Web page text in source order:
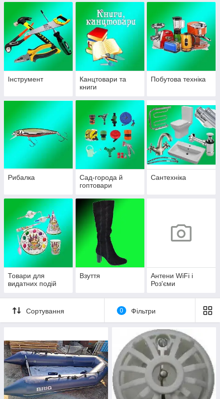
Інструмент
Канцтовари та
книги
Побутова техніка
Рибалка
Сад-города й
гоптовари
Сантехніка
Товари для
видатних подій
Взуття
Антени WiFi і
Роз'єми
Сортування 0 Фільтри